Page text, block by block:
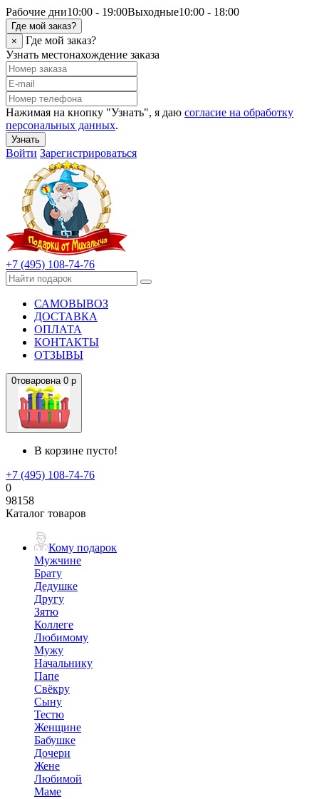
Рабочие дни10:00 - 19:00Выходные10:00 - 18:00
Где мой заказ?
×
Где мой заказ?
Узнать местонахождение заказа
Нажимая на кнопку "Узнать", я даю согласие на обработку
персональных данных.
Узнать
Войти Зарегистрироваться
+7 (495) 108-74-76
САМОВЫВОЗ
ДОСТАВКА
ОПЛАТА
КОНТАКТЫ
ОТЗЫВЫ
0товаровна 0 р
В корзине пусто!
+7 (495) 108-74-76
0
98158
Каталог товаров
Кому подарок
Мужчине
Брату
Дедушке
Другу
Зятю
Коллеге
Любимому
Мужу
Начальнику
Папе
Свёкру
Сыну
Тестю
Женщине
Бабушке
Дочери
Жене
Любимой
Маме